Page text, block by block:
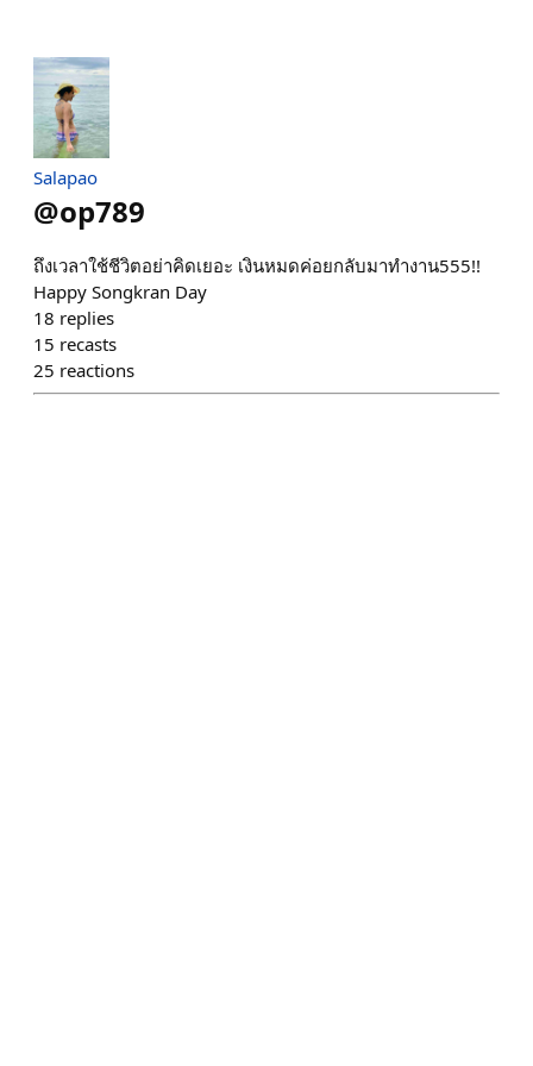
Salapao
@op789
ถึงเวลาใช้ชีวิตอย่าคิดเยอะ เงินหมดค่อยกลับมาทำงาน555!!
Happy Songkran Day
18 replies
15 recasts
25 reactions